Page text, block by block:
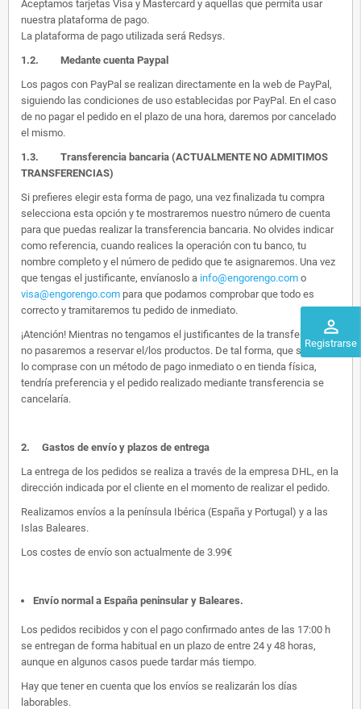
perm_identity
Registrarse
Aceptamos tarjetas Visa y Mastercard y aquellas que permita usar
nuestra plataforma de pago.
La plataforma de pago utilizada será Redsys.
1.2. Medante cuenta Paypal
Los pagos con PayPal se realizan directamente en la web de PayPal,
siguiendo las condiciones de uso establecidas por PayPal. En el caso
de no pagar el pedido en el plazo de una hora, daremos por cancelado
el mismo.
1.3. Transferencia bancaria (ACTUALMENTE NO ADMITIMOS
TRANSFERENCIAS)
Si prefieres elegir esta forma de pago, una vez finalizada tu compra
selecciona esta opción y te mostraremos nuestro número de cuenta
para que puedas realizar la transferencia bancaria. No olvides indicar
como referencia, cuando realices la operación con tu banco, tu
nombre completo y el número de pedido que te asignaremos. Una vez
que tengas el justificante, envíanoslo a info@engorengo.com o
visa@engorengo.com para que podamos comprobar que todo es
correcto y tramitaremos tu pedido de inmediato.
¡Atención! Mientras no tengamos el justificantes de la transferencia,
no pasaremos a reservar el/los productos. De tal forma, que si alguien
lo comprase con un método de pago inmediato o en tienda física,
tendría preferencia y el pedido realizado mediante transferencia se
cancelaría.
2. Gastos de envío y plazos de entrega
La entrega de los pedidos se realiza a través de la empresa DHL, en la
dirección indicada por el cliente en el momento de realizar el pedido.
Realizamos envíos a la península Ibérica (España y Portugal) y a las
Islas Baleares.
Los costes de envío son actualmente de 3.99€
Envío normal a España peninsular y Baleares.
Los pedidos recibidos y con el pago confirmado antes de las 17:00 h
se entregan de forma habitual en un plazo de entre 24 y 48 horas,
aunque en algunos casos puede tardar más tiempo.
Hay que tener en cuenta que los envíos se realizarán los días
laborables.